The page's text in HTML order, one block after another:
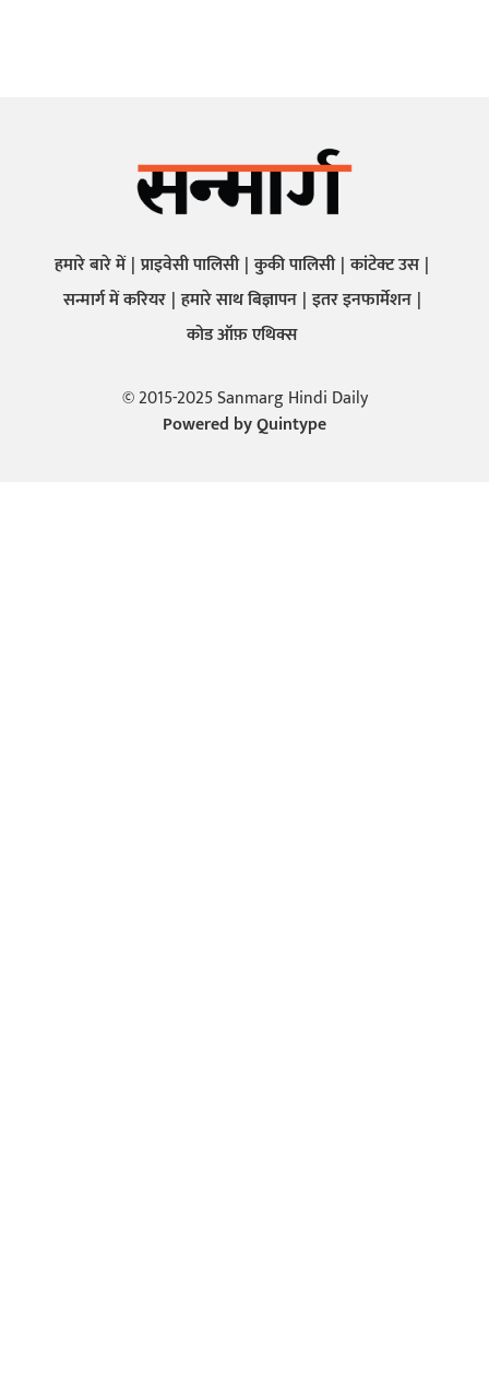
हमारे बारे में प्राइवेसी पालिसी कुकी पालिसी कांटेक्ट उस
सन्मार्ग में करियर हमारे साथ बिज्ञापन इतर इनफार्मेशन
कोड ऑफ़ एथिक्स
© 2015-2025 Sanmarg Hindi Daily
Powered byQuintype